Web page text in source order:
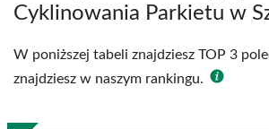
Cyklinowania Parkietu w
W poniższej tabeli znajdziesz TOP 3
znajdziesz w naszym rankingu.